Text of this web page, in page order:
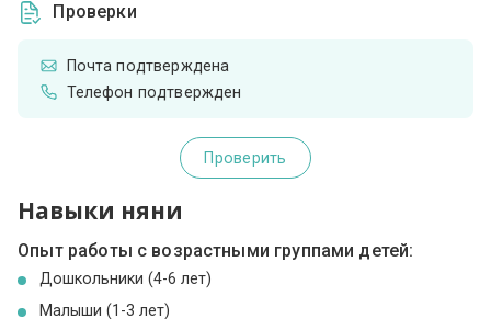
Проверки
Почта подтверждена
Телефон подтвержден
Проверить
Навыки няни
Опыт работы с возрастными группами детей:
Дошкольники (4-6 лет)
Малыши (1-3 лет)